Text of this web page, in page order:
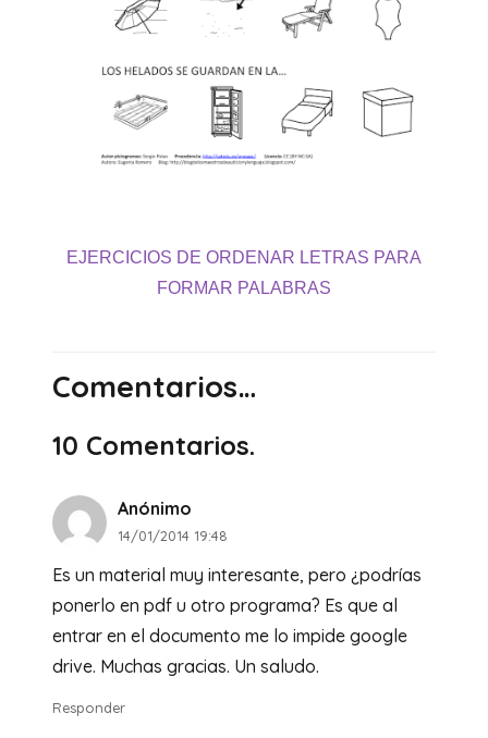
EJERCICIOS DE ORDENAR LETRAS PARA
FORMAR PALABRAS
Comentarios…
10 Comentarios.
Anónimo
14/01/2014 19:48
Es un material muy interesante, pero ¿podrías
ponerlo en pdf u otro programa? Es que al
entrar en el documento me lo impide google
drive. Muchas gracias. Un saludo.
Responder